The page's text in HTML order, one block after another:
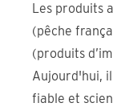
Les produits
(pêche
(produits
Aujourd'hui,
fiable et